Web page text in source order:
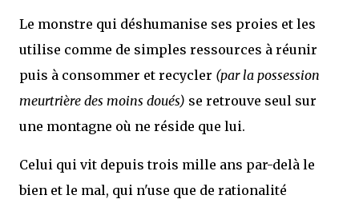
Le monstre qui déshumanise ses proies et les
utilise comme de simples ressources à réunir
puis à consommer et recycler (par la possession
meurtrière des moins doués) se retrouve seul sur
une montagne où ne réside que lui.
Celui qui vit depuis trois mille ans par-delà le
bien et le mal, qui n'use que de rationalité